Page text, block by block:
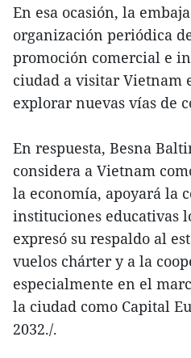
En esa ocasión, la
organización periódica
promoción comercial e
ciudad a visitar Vietnam
explorar nuevas vías de
En respuesta, Besna
considera a Vietnam
la economía, apoyará la
instituciones educativas
expresó su respaldo al
vuelos chárter y a la
especialmente en el
la ciudad como Capital
2032./.